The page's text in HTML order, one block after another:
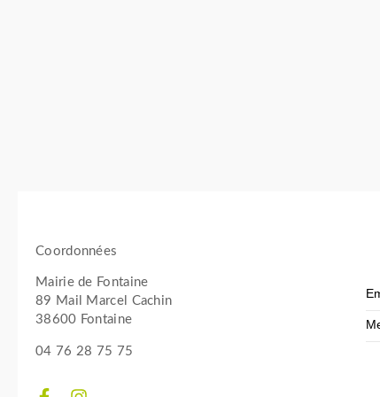
Coordonnées
Mairie de Fontaine
89 Mail Marcel Cachin
38600 Fontaine
04 76 28 75 75